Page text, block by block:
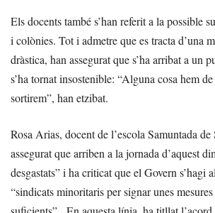
Els docents també s’han referit a la possible
i colònies. Tot i admetre que es tracta d’una
dràstica, han assegurat que s’ha arribat a un
s’ha tornat insostenible: “Alguna cosa hem
sortirem”, han etzibat.
Rosa Arias, docent de l’escola Samuntada de
assegurat que arriben a la jornada d’aquest
desgastats” i ha criticat que el Govern s’hagi
“sindicats minoritaris per signar unes